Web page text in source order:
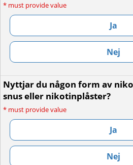
* must provide value
Ja
Nej
Nyttjar du någon form av
snus eller nikotinplåster?
* must provide value
Ja
Nej